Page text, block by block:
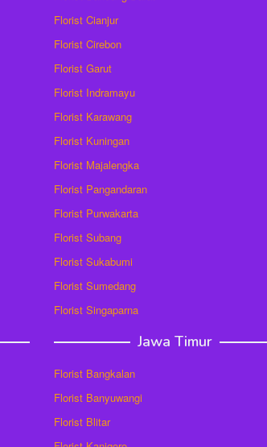
Florist Cianjur
Florist Cirebon
Florist Garut
Florist Indramayu
Florist Karawang
Florist Kuningan
Florist Majalengka
Florist Pangandaran
Florist Purwakarta
Florist Subang
Florist Sukabumi
Florist Sumedang
Florist Singaparna
Jawa Timur
Florist Bangkalan
Florist Banyuwangi
Florist Blitar